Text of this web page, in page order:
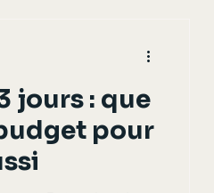
jours : que
pour